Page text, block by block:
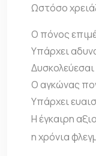
Ωστόσο
Ο πόνος
Υπάρχει
Ο αγκώνας
Υπάρχει
Η έγκαιρη
η χρόνια